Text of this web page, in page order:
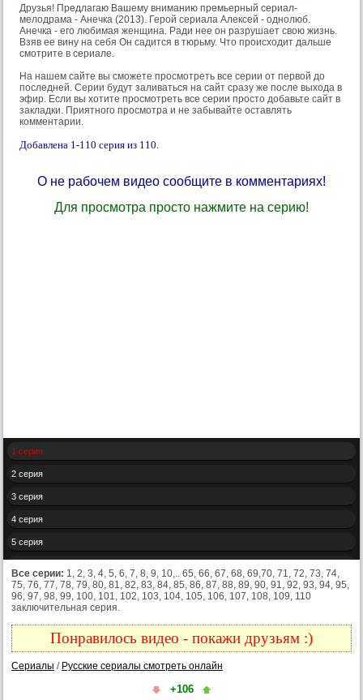
Друзья! Предлагаю Вашему вниманию премьерный сериал-
мелодрама - Анечка (2013). Герой сериала Алексей - однолюб.
Анечка - его любимая женщина. Ради нее он разрушает свою жизнь.
Взяв ее вину на себя Он садится в тюрьму. Что происходит дальше
смотрите в сериале.
На нашем сайте вы сможете просмотреть все серии от первой до
последней. Серии будут заливаться на сайт сразу же после выхода в
эфир. Если вы хотите просмотреть все серии просто добавьте сайт в
закладки. Приятного просмотра и не забывайте оставлять
комментарии.
Добавлена 1-110 серия из 110.
О не рабочем видео сообщите в комментариях!
Для просмотра просто нажмите на серию!
1 серия
2 серия
3 серия
4 серия
5 серия
7 серия
8 серия
9 серия
Все серии: 1, 2, 3, 4, 5, 6, 7, 8, 9, 10,.. 65, 66, 67, 68, 69,70, 71, 72, 73, 74,
75, 76, 77, 78, 79, 80, 81, 82, 83, 84, 85, 86, 87, 88, 89, 90, 91, 92, 93, 94, 95,
96, 97, 98, 99, 100, 101, 102, 103, 104, 105, 106, 107, 108, 109, 110
заключительная серия.
Понравилось видео - покажи друзьям :)
Сериалы / Русские сериалы смотреть онлайн
+106